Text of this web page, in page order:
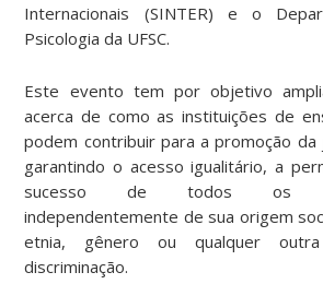
Internacionais (SINTER) e o
Psicologia da UFSC.
Este evento tem por objetivo
acerca de como as instituições de
podem contribuir para a promoção da
garantindo o acesso igualitário, a
sucesso de todos os
independentemente de sua origem
etnia, gênero ou qualquer
discriminação.